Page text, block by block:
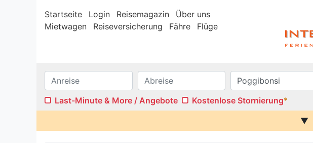
Startseite Login Reisemagazin
Über uns
Mietwagen
Reiseversicherung Fähre Flüge
Last-Minute & More / Angebote Kostenlose Stornierung*